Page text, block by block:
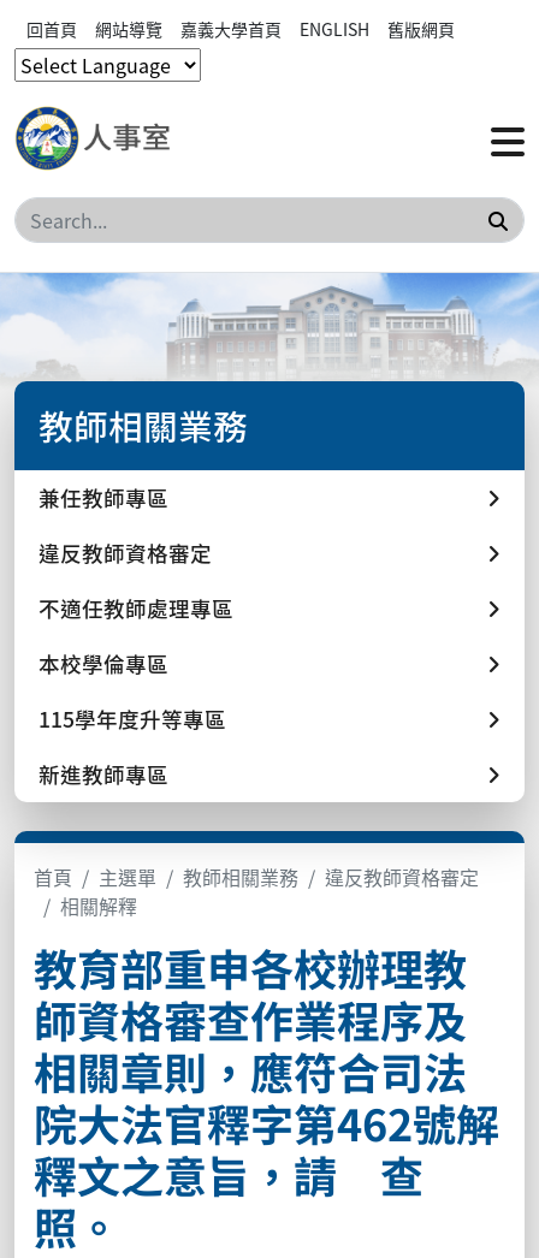
回首頁 網站導覽 嘉義大學首頁 ENGLISH 舊版網頁
搜
教師相關業務
兼任教師專區
違反教師資格審定
不適任教師處理專區
本校學倫專區
115學年度升等專區
新進教師專區
首頁 主選單 教師相關業務
違反教師資格審定
相關解釋
教育部重申各校辦理教
師資格審查作業程序及
相關章則，應符合司法
院大法官釋字第462號解
釋文之意旨，請 查
照。